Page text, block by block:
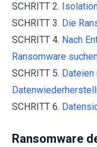
SCHRITT 2.
SCHRITT 3. Die
SCHRITT 4. Nach
Ransomware
SCHRITT 5. Dateien
SCHRITT 6.
Ransomware